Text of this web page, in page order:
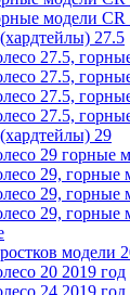
модели CR
27.5
27.5,
27.5,
27.5,
27.5,
29
29 горные
29, горные
29, горные
29, горные
модели
20 2019 год
24 2019 год